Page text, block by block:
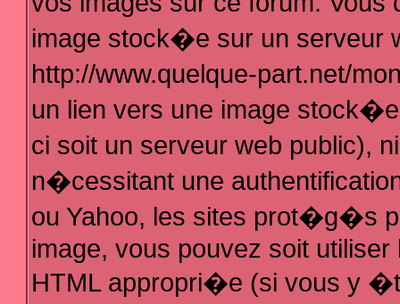
image stock�e sur un serveur
http://www.quelque-part.net/
un lien vers une image
ci soit un serveur web public),
n�cessitant une
ou Yahoo, les sites prot�g�s
image, vous pouvez soit
HTML appropri�e (si vous y